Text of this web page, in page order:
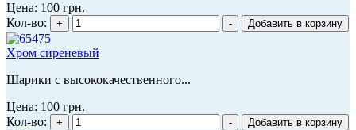
Цена: 100 грн.
Кол-во:
Хром сиреневый
Шарики с высококачественного...
Цена: 100 грн.
Кол-во: